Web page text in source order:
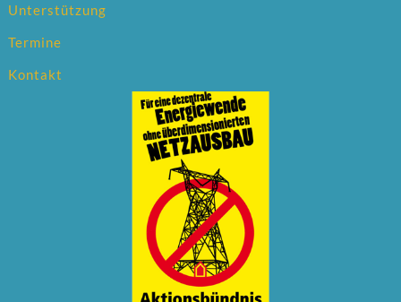
Unterstützung
Termine
Kontakt